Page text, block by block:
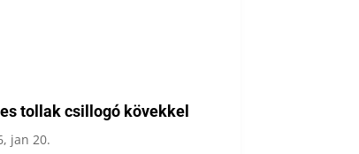
tollak csillogó kövekkel
jan 20.